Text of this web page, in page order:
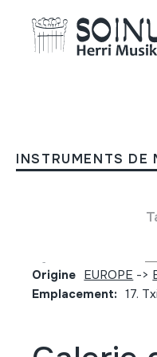
INSTRUMENTS DE
Origine EUROPE ->
Emplacement: 17.